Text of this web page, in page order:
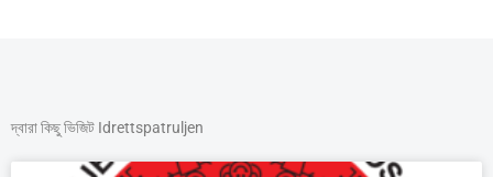
দ্বারা কিছু ভিজিট Idrettspatruljen
P P P P P